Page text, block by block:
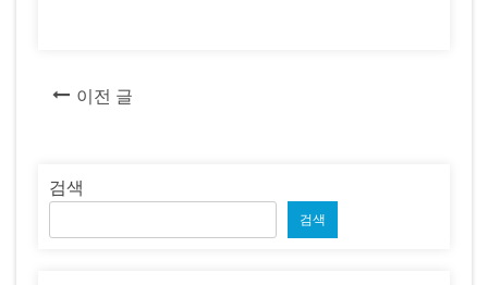
글
색
이전 글
검색
검색